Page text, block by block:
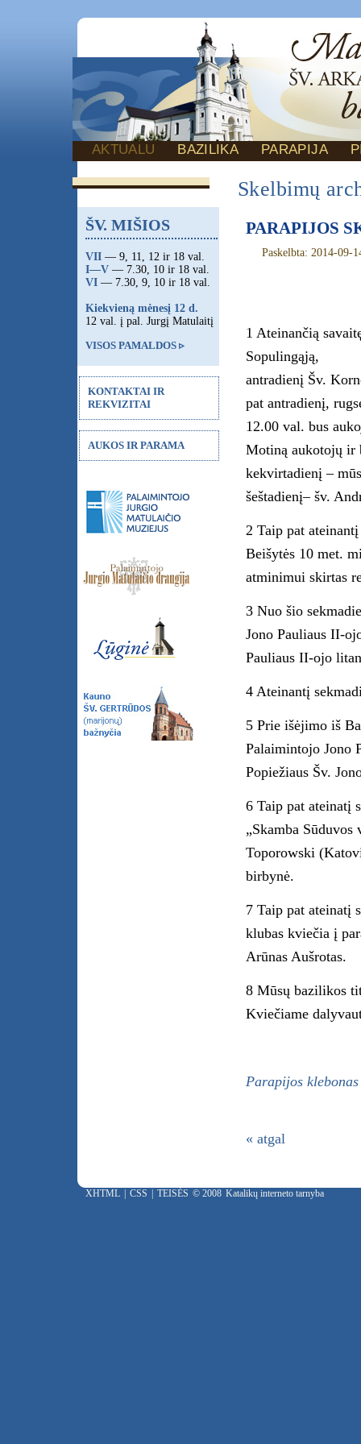
AKTUALU BAZILIKA PARAPIJA
Skelbimų
PARAPIJOS
Paskelbta: 2014-09-
1 Ateinančią
Sopulingąją,
antradienį Šv.
pat antradienį,
12.00 val. bus
Motiną aukotojų ir
kekvirtadienį –
šeštadienį– šv.
2 Taip pat
Beišytės 10 met.
atminimui skirtas
3 Nuo šio
Jono Pauliaus II-
Pauliaus II-ojo
4 Ateinantį
5 Prie išėjimo iš
Palaimintojo Jono
Popiežiaus Šv.
6 Taip pat ateinatį
„Skamba
Toporowski
birbynė.
7 Taip pat ateinatį
klubas kviečia į
Arūnas Aušrotas.
8 Mūsų bazilikos
Kviečiame
Parapijos
« atgal
ŠV. MIŠIOS
VII — 9, 11, 12 ir 18 val.
I—V — 7.30, 10 ir 18 val.
VI — 7.30, 9, 10 ir 18 val.
Kiekvieną mėnesį 12 d.
12 val. į pal. Jurgį Matulaitį
VISOS PAMALDOS ▹
KONTAKTAI IR
REKVIZITAI
AUKOS IR PARAMA
XHTML CSS TEISĖS © 2008 Katalikų interneto tarnyba